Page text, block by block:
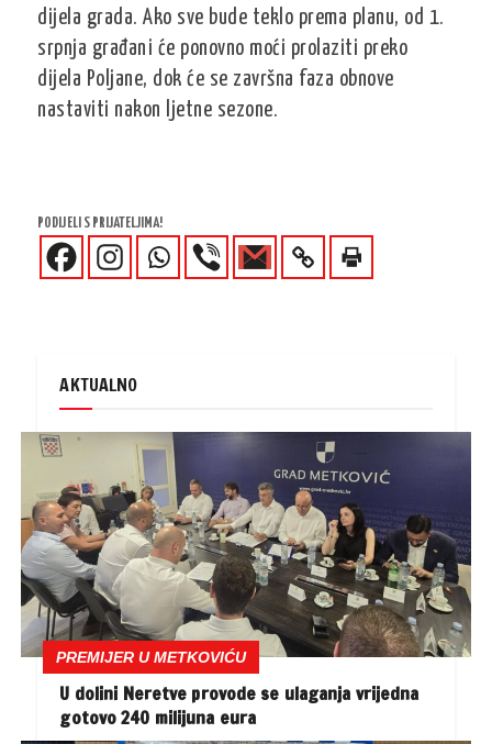
dijela grada. Ako sve bude teklo prema planu, od 1.
srpnja građani će ponovno moći prolaziti preko
dijela Poljane, dok će se završna faza obnove
nastaviti nakon ljetne sezone.
PODIJELI S PRIJATELJIMA!
AKTUALNO
PREMIJER U METKOVIĆU
U dolini Neretve provode se ulaganja vrijedna
gotovo 240 milijuna eura